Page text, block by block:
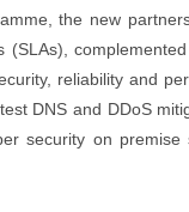
the new
reliability and
DNS and DDoS
security on premise